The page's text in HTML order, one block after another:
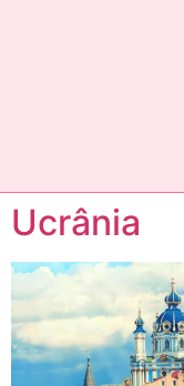
Ucrânia